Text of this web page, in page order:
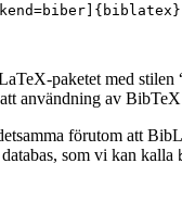
]{ biblatex}
paketet med
användning av
förutom att
som vi kan kalla